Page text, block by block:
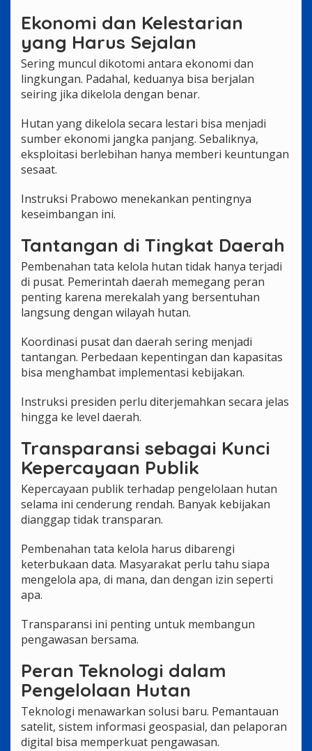
Ekonomi dan Kelestarian
yang Harus Sejalan
Sering muncul dikotomi antara ekonomi dan
lingkungan. Padahal, keduanya bisa berjalan
seiring jika dikelola dengan benar.
Hutan yang dikelola secara lestari bisa menjadi
sumber ekonomi jangka panjang. Sebaliknya,
eksploitasi berlebihan hanya memberi keuntungan
sesaat.
Instruksi Prabowo menekankan pentingnya
keseimbangan ini.
Tantangan di Tingkat Daerah
Pembenahan tata kelola hutan tidak hanya terjadi
di pusat. Pemerintah daerah memegang peran
penting karena merekalah yang bersentuhan
langsung dengan wilayah hutan.
Koordinasi pusat dan daerah sering menjadi
tantangan. Perbedaan kepentingan dan kapasitas
bisa menghambat implementasi kebijakan.
Instruksi presiden perlu diterjemahkan secara jelas
hingga ke level daerah.
Transparansi sebagai Kunci
Kepercayaan Publik
Kepercayaan publik terhadap pengelolaan hutan
selama ini cenderung rendah. Banyak kebijakan
dianggap tidak transparan.
Pembenahan tata kelola harus dibarengi
keterbukaan data. Masyarakat perlu tahu siapa
mengelola apa, di mana, dan dengan izin seperti
apa.
Transparansi ini penting untuk membangun
pengawasan bersama.
Peran Teknologi dalam
Pengelolaan Hutan
Teknologi menawarkan solusi baru. Pemantauan
satelit, sistem informasi geospasial, dan pelaporan
digital bisa memperkuat pengawasan.